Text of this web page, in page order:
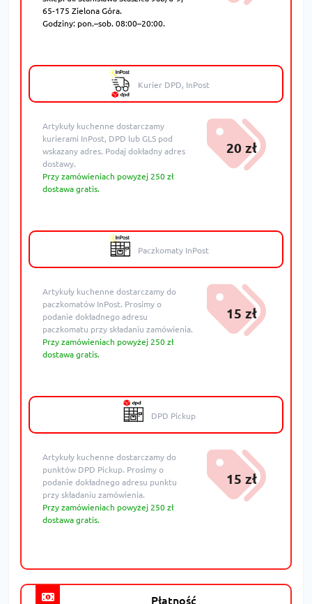
65-175 Zielona Góra.
Godziny: pon.–sob. 08:00–20:00.
Kurier DPD, InPost
Artykuły kuchenne dostarczamy
kurierami InPost, DPD lub GLS pod
wskazany adres. Podaj dokładny adres
dostawy.
Przy zamówieniach powyżej 250 zł
dostawa gratis.
20 zł
Paczkomaty InPost
Artykuły kuchenne dostarczamy do
paczkomatów InPost. Prosimy o
podanie dokładnego adresu
paczkomatu przy składaniu zamówienia.
Przy zamówieniach powyżej 250 zł
dostawa gratis.
15 zł
DPD Pickup
Artykuły kuchenne dostarczamy do
punktów DPD Pickup. Prosimy o
podanie dokładnego adresu punktu
przy składaniu zamówienia.
Przy zamówieniach powyżej 250 zł
dostawa gratis.
15 zł
Płatność